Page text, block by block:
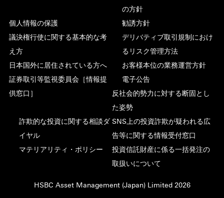
の方針
個人情報の保護
勧誘方針
議決権行使に関する基本的な考
え方
デリバティブ取引規制におけ
るリスク管理方法
日本国外に居住されている方へ
お客様本位の業務運営方針
証券取引等監視委員会［情報提
供窓口］
電子公告
反社会的勢力に対する断固とし
た姿勢
詐欺的な投資に関する相談ダ
イヤル
SNS上の投資詐欺が疑われる広
告等に関する情報受付窓口
マテリアリティ・ポリシー
投資信託財産に係る一括発注の
取扱いについて
HSBC Asset Management (Japan) Limited 2026